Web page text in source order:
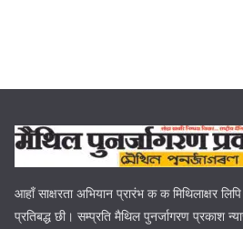
आहाँ साक्षरता अभियान प्रारंभ क क मिथिलाक्षर
प्रतिबद्ध छी। सम्प्रति मैथिल पुनर्जागरण